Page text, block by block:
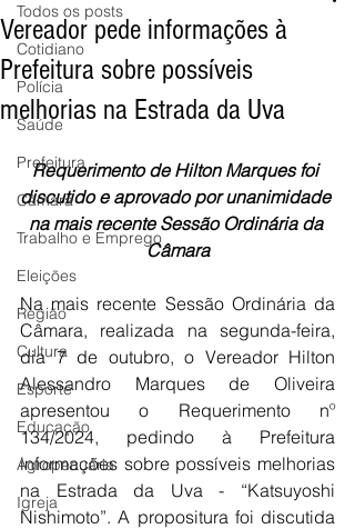
Todos os posts
Cotidiano
Polícia
Saúde
Prefeitura
Câmara
Trabalho e Emprego
Eleições
Região
Cultura
Esporte
Educação
Agropecuária
Igreja
Vereador pede informações à
Prefeitura sobre possíveis
melhorias na Estrada da Uva
Requerimento de Hilton Marques foi
discutido e aprovado por unanimidade
na mais recente Sessão Ordinária da
Câmara
Na mais recente Sessão Ordinária da
Câmara, realizada na segunda-feira,
dia 7 de outubro, o Vereador Hilton
Alessandro Marques de Oliveira
apresentou o Requerimento nº
134/2024, pedindo à Prefeitura
informações sobre possíveis melhorias
na Estrada da Uva - “Katsuyoshi
Nishimoto”. A propositura foi discutida